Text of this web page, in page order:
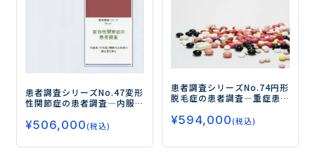
患者調査シリーズNo.47変形
性関節症の患者調査―内服
足度を探る―
¥506,000(税込)
患者調査シリーズNo.74円形
脱毛症の患者調査―重症患
度、新薬の受容性とニーズ
を探る―
¥594,000(税込)